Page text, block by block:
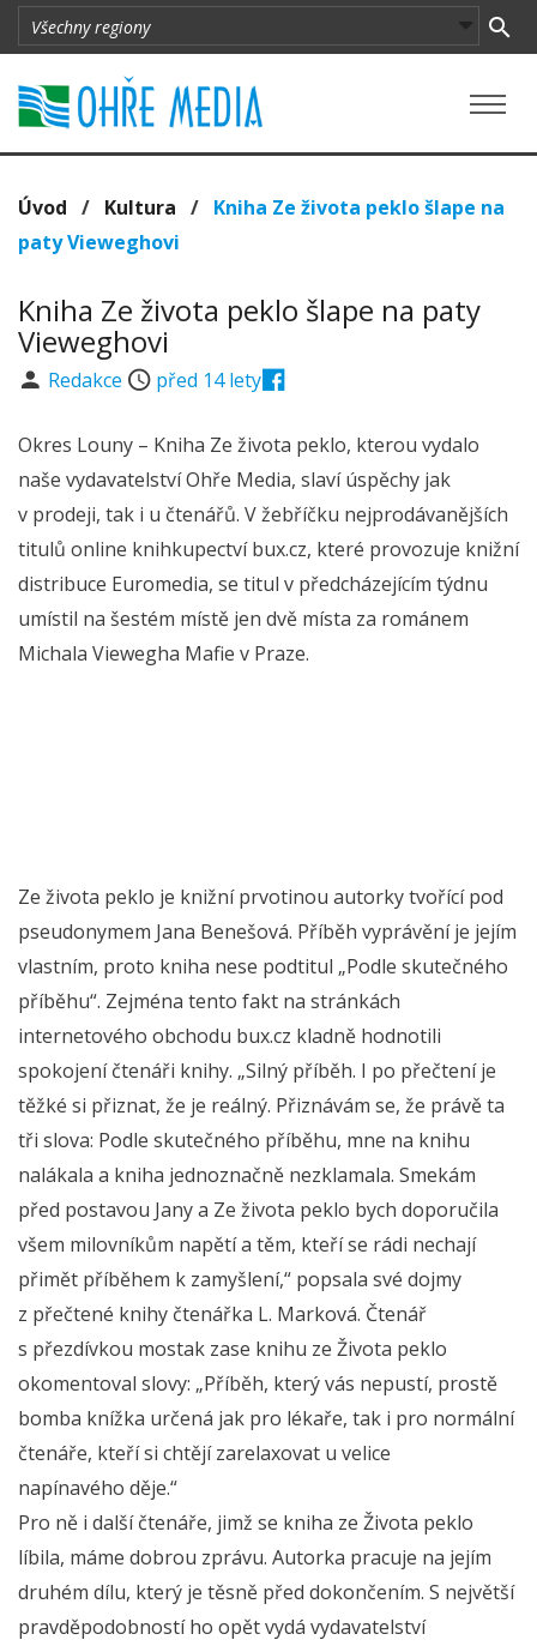
Úvod / Kultura / Kniha Ze života peklo šlape na
paty Vieweghovi
Kniha Ze života peklo šlape na paty
Vieweghovi
Redakce před 14 lety
Okres Louny – Kniha Ze života peklo, kterou vydalo
naše vydavatelství Ohře Media, slaví úspěchy jak
v prodeji, tak i u čtenářů. V žebříčku nejprodávanějších
titulů online knihkupectví bux.cz, které provozuje knižní
distribuce Euromedia, se titul v předcházejícím týdnu
umístil na šestém místě jen dvě místa za románem
Michala Viewegha Mafie v Praze.
Ze života peklo je knižní prvotinou autorky tvořící pod
pseudonymem Jana Benešová. Příběh vyprávění je jejím
vlastním, proto kniha nese podtitul „Podle skutečného
příběhu“. Zejména tento fakt na stránkách
internetového obchodu bux.cz kladně hodnotili
spokojení čtenáři knihy. „Silný příběh. I po přečtení je
těžké si přiznat, že je reálný. Přiznávám se, že právě ta
tři slova: Podle skutečného příběhu, mne na knihu
nalákala a kniha jednoznačně nezklamala. Smekám
před postavou Jany a Ze života peklo bych doporučila
všem milovníkům napětí a těm, kteří se rádi nechají
přimět příběhem k zamyšlení,“ popsala své dojmy
z přečtené knihy čtenářka L. Marková. Čtenář
s přezdívkou mostak zase knihu ze Života peklo
okomentoval slovy: „Příběh, který vás nepustí, prostě
bomba knížka určená jak pro lékaře, tak i pro normální
čtenáře, kteří si chtějí zarelaxovat u velice
napínavého děje.“
Pro ně i další čtenáře, jimž se kniha ze Života peklo
líbila, máme dobrou zprávu. Autorka pracuje na jejím
druhém dílu, který je těsně před dokončením. S největší
pravděpodobností ho opět vydá vydavatelství